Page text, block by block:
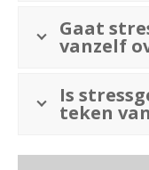
Gaat
vanzelf
Is
teken